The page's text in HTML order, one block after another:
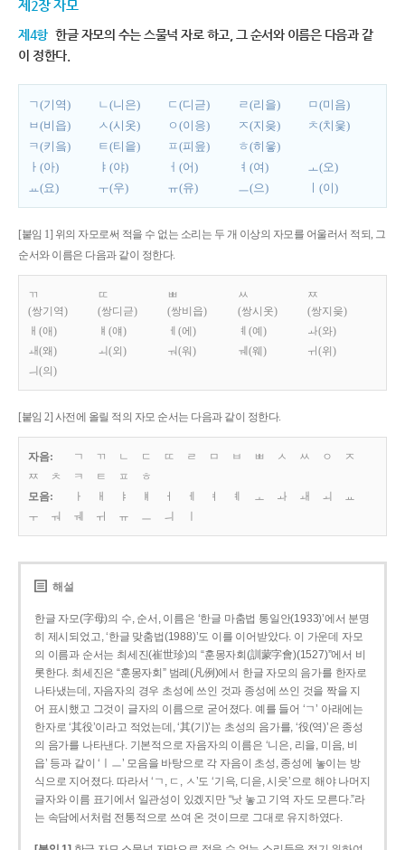
제2장 자모
제4항 한글 자모의 수는 스물넉 자로 하고, 그 순서와 이름은 다음과 같
이 정한다.
ㄱ(기역) ㄴ(니은) ㄷ(디귿) ㄹ(리을)
ㅁ(미음)
ㅂ(비읍)
ㅅ(시옷) ㅇ(이응) ㅈ(지읒)
ㅊ(치읓)
ㅋ(키읔)
ㅌ(티읕) ㅍ(피읖)
ㅎ(히읗)
ㅏ(아)
ㅑ(야) ㅓ(어) ㅕ(여)
ㅗ(오)
ㅛ(요)
ㅜ(우) ㅠ(유) ㅡ(으) ㅣ(이)
[붙임 1] 위의 자모로써 적을 수 없는 소리는 두 개 이상의 자모를 어울러서 적되, 그
순서와 이름은 다음과 같이 정한다.
ㄲ
(쌍기역)
ㄸ
(쌍디귿)
ㅃ
(쌍비읍)
ㅆ
(쌍시옷)
ㅉ
(쌍지읒)
ㅐ(애)
ㅒ(얘) ㅔ(에) ㅖ(예)
ㅘ(와)
ㅙ(왜)
ㅚ(외) ㅝ(워) ㅞ(웨)
ㅟ(위)
ㅢ(의)
[붙임 2] 사전에 올릴 적의 자모 순서는 다음과 같이 정한다.
자음: ㄱ ㄲ ㄴ ㄷ ㄸ ㄹ ㅁ ㅂ ㅃ ㅅ ㅆ ㅇ
ㅈ
ㅉ
ㅊ ㅋ ㅌ ㅍ
ㅎ
모음:
ㅏ ㅐ ㅑ ㅒ ㅓ ㅔ ㅕ ㅖ ㅗ ㅘ ㅙ ㅚ
ㅛ
ㅜ
ㅝ ㅞ ㅟ ㅠ ㅡ ㅢ
해설
한글 자모(字母)의 수, 순서, 이름은 ‘한글 마춤법 통일안(1933)’에서 분명
히 제시되었고, ‘한글 맞춤법(1988)’도 이를 이어받았다. 이 가운데 자모
의 이름과 순서는 최세진(崔世珍)의 “훈몽자회(訓蒙字會)(1527)”에서 비
롯한다. 최세진은 “훈몽자회” 범례(凡例)에서 한글 자모의 음가를 한자로
나타냈는데, 자음자의 경우 초성에 쓰인 것과 종성에 쓰인 것을 짝을 지
어 표시했고 그것이 글자의 이름으로 굳어졌다. 예를 들어 ‘ㄱ’ 아래에는
한자로 ‘其役’이라고 적었는데, ‘其(기)’는 초성의 음가를, ‘役(역)’은 종성
의 음가를 나타낸다. 기본적으로 자음자의 이름은 ‘니은, 리을, 미음, 비
읍’ 등과 같이 ‘ㅣㅡ’ 모음을 바탕으로 각 자음이 초성, 종성에 놓이는 방
식으로 지어졌다. 따라서 ‘ㄱ, ㄷ, ㅅ’도 ‘기윽, 디읃, 시읏’으로 해야 나머지
글자와 이름 표기에서 일관성이 있겠지만 “낫 놓고 기역 자도 모른다.”라
는 속담에서처럼 전통적으로 쓰여 온 것이므로 그대로 유지하였다.